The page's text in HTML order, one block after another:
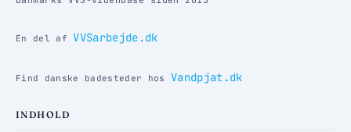
En del af VVSarbejde.dk
Find danske badesteder hos Vandpjat.dk
INDHOLD